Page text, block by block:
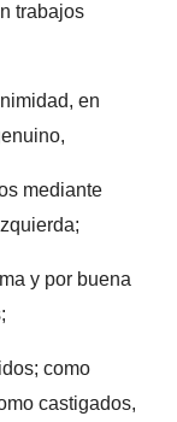
trabajos
en
mediante
y por buena
como
castigados,